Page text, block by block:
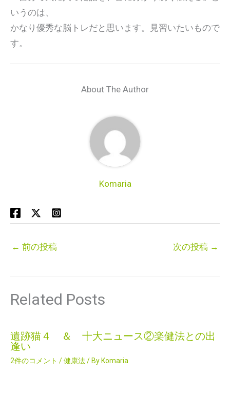
いうのは、
かなり優秀な脳トレだと思います。見習いたいもので
す。
About The Author
Komaria
← 前の投稿 次の投稿 →
Related Posts
遺跡猫４ ＆ 十大ニュース②楽健法との出
逢い
2件のコメント /健康法/ By Komaria